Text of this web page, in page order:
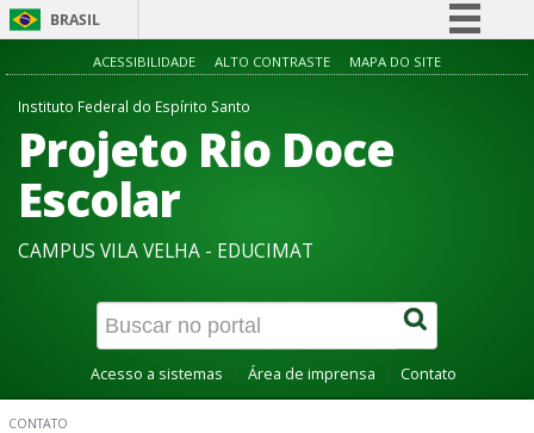
BRASIL
Simplifique!
Acesso à informação
ACESSIBILIDADE ALTO CONTRASTE MAPA DO SITE
Instituto Federal do Espírito Santo
Projeto Rio Doce
Escolar
CAMPUS VILA VELHA - EDUCIMAT
Acesso a sistemas Área de imprensa Contato
CONTATO